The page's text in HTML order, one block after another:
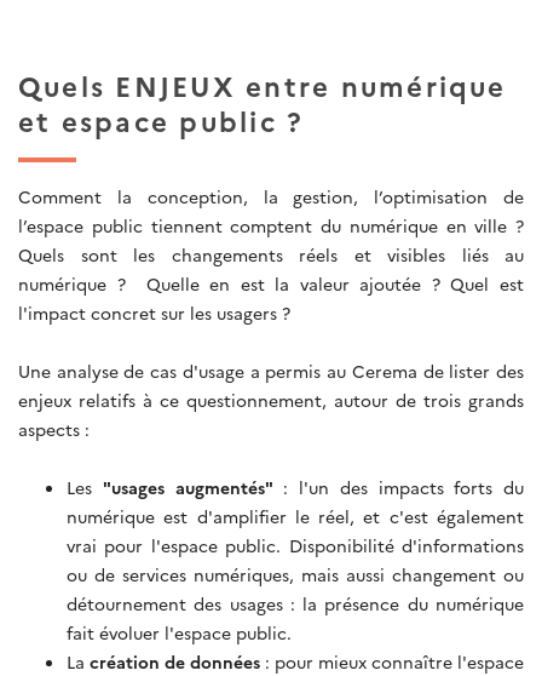
Quels ENJEUX entre numérique
et espace public ?
Comment la conception, la gestion, l’optimisation de
l’espace public tiennent comptent du numérique en ville ?
Quels sont les changements réels et visibles liés au
numérique ? Quelle en est la valeur ajoutée ? Quel est
l'impact concret sur les usagers ?
Une analyse de cas d'usage a permis au Cerema de lister des
enjeux relatifs à ce questionnement, autour de trois grands
aspects :
Les "usages augmentés" : l'un des impacts forts du
numérique est d'amplifier le réel, et c'est également
vrai pour l'espace public. Disponibilité d'informations
ou de services numériques, mais aussi changement ou
détournement des usages : la présence du numérique
fait évoluer l'espace public.
La création de données : pour mieux connaître l'espace